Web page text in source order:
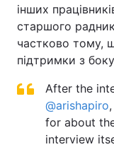
інших
старшого
частково тому,
підтримки з
After the
@arishapiro,
for about
interview